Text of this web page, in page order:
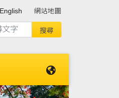
English 網站地圖